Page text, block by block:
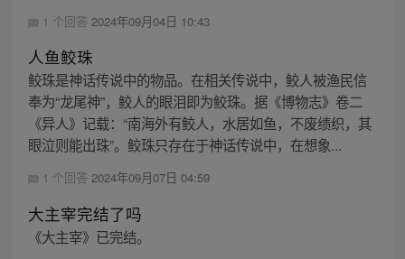
1 个回答 2024年09月04日 10:43
人鱼鲛珠
鲛珠是神话传说中的物品。在相关传说中，鲛人被渔民信
奉为“龙尾神”，鲛人的眼泪即为鲛珠。据《博物志》卷二
《异人》记载：“南海外有鲛人，水居如鱼，不废绩织，其
眼泣则能出珠”。鲛珠只存在于神话传说中，在想象...
1 个回答 2024年09月07日 04:59
大主宰完结了吗
《大主宰》已完结。